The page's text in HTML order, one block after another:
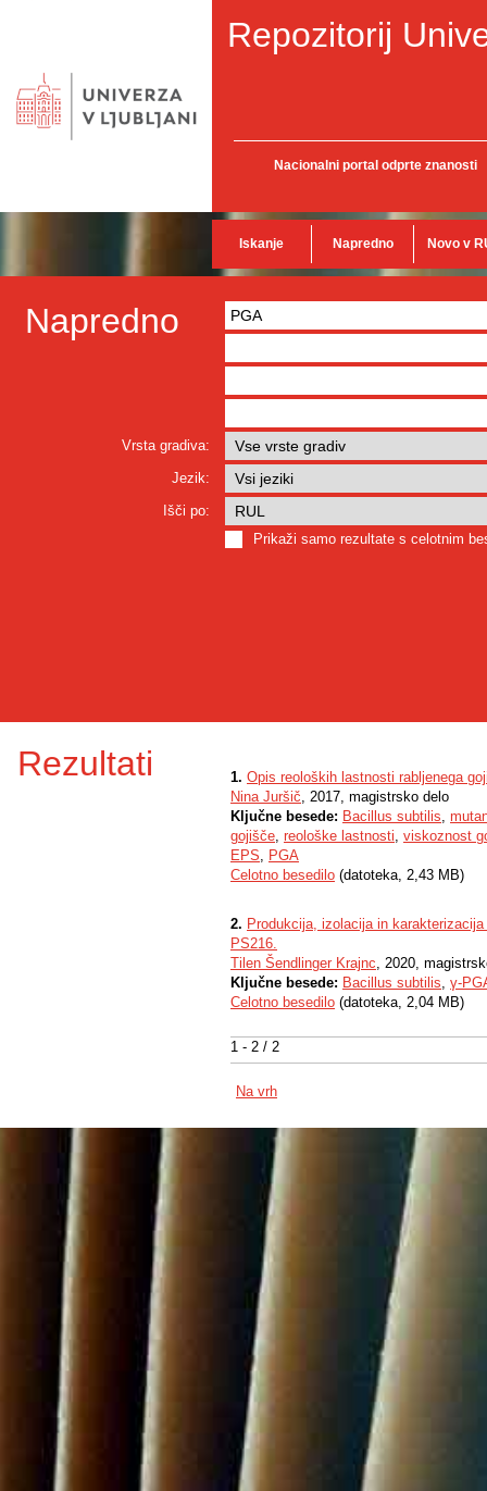
Repozitorij
Nacionalni portal odprte znanosti
Iskanje Napredno Novo v
Napredno
Vrsta gradiva:
Jezik:
Išči po:
Prikaži samo rezultate s celotnim
Rezultati
1 - 2 / 2
1. Opis reoloških lastnosti rabljenega
Nina Juršič, 2017, magistrsko delo
Ključne besede: Bacillus subtilis,
gojišče, reološke lastnosti, viskoznost
EPS, PGA
Celotno besedilo (datoteka, 2,43 MB)
2. Produkcija, izolacija in
PS216.
Tilen Šendlinger Krajnc, 2020,
Ključne besede: Bacillus subtilis, γ-
Celotno besedilo (datoteka, 2,04 MB)
Na vrh